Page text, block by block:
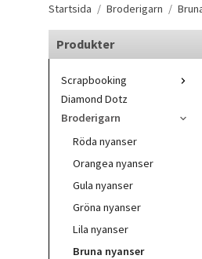
Startsida / Broderigarn /
Produkter
Scrapbooking
Diamond Dotz
Broderigarn
Röda nyanser
Orangea nyanser
Gula nyanser
Gröna nyanser
Lila nyanser
Bruna nyanser